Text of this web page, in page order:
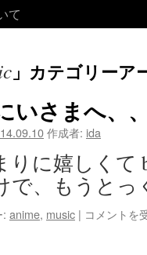
て
」カテゴリーア
いさまへ、
作成者: ida
に嬉しくて
で、もうと
: anime, music | 『お
コメントを